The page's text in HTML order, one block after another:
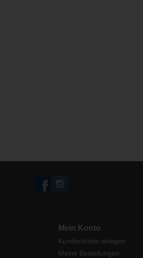
Mein Konto
Kundenkonto anlegen
Meine Bestellungen